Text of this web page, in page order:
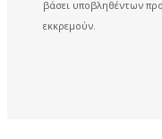
βάσει υποβληθέντων
εκκρεμούν.